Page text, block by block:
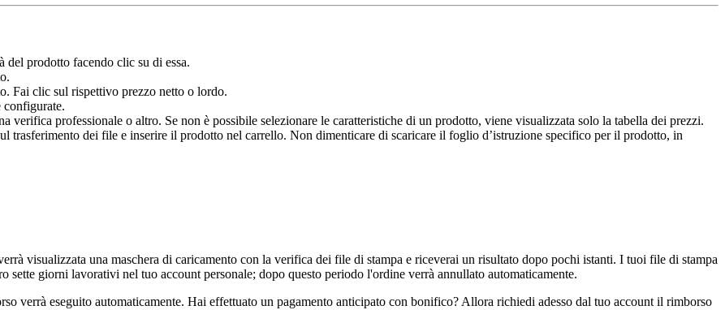
del prodotto facendo clic su di essa.
Fai clic sul rispettivo prezzo netto o lordo.
configurate.
professionale o altro. Se non è possibile selezionare le caratteristiche di un prodotto, viene visualizzata solo la tabella dei prezzi.
trasferimento dei file e inserire il prodotto nel carrello. Non dimenticare di scaricare il foglio d’istruzione specifico per il prodotto, in
visualizzata una maschera di caricamento con la verifica dei file di stampa e riceverai un risultato dopo pochi istanti. I tuoi file di stampa
sette giorni lavorativi nel tuo account personale; dopo questo periodo l'ordine verrà annullato automaticamente.
verrà eseguito automaticamente. Hai effettuato un pagamento anticipato con bonifico? Allora richiedi adesso dal tuo account il rimborso